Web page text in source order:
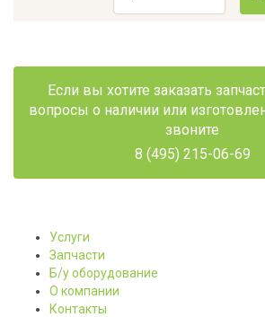
Если вы хотите заказать
вопросы о наличии или
звоните
8 (495) 215-06-69
Услуги
Запчасти
Б/у оборудование
О компании
Контакты